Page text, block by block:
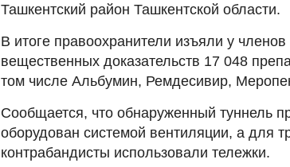
Ташкентский район Ташкентской области.
В итоге правоохранители изъяли у
вещественных доказательств 17 048
том числе Альбумин, Ремдесивир,
Сообщается, что обнаруженный туннель
оборудован системой вентиляции, а для
контрабандисты использовали тележки.